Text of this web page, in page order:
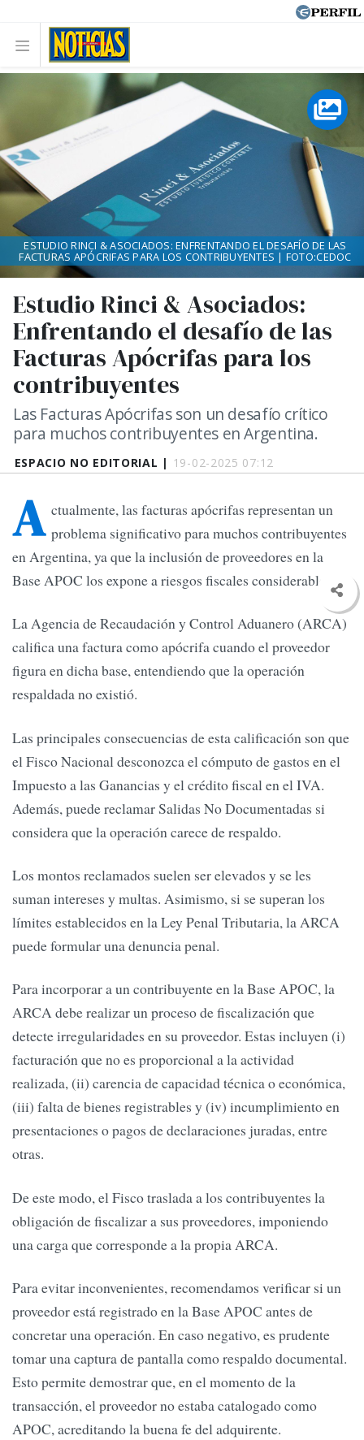
ESPACIO NO EDITORIAL | 19-02-2025 07:12
Estudio Rinci & Asociados:
Enfrentando el desafío de las
Facturas Apócrifas para los
contribuyentes
Las Facturas Apócrifas son un desafío crítico
para muchos contribuyentes en Argentina.
ESTUDIO RINCI & ASOCIADOS: ENFRENTANDO EL DESAFÍO DE LAS
FACTURAS APÓCRIFAS PARA LOS CONTRIBUYENTES | FOTO:CEDOC
A ctualmente, las facturas apócrifas representan un
problema significativo para muchos contribuyentes
en Argentina, ya que la inclusión de proveedores en la
Base APOC los expone a riesgos fiscales considerables.
La Agencia de Recaudación y Control Aduanero (ARCA)
califica una factura como apócrifa cuando el proveedor
figura en dicha base, entendiendo que la operación
respaldada no existió.
Las principales consecuencias de esta calificación son que
el Fisco Nacional desconozca el cómputo de gastos en el
Impuesto a las Ganancias y el crédito fiscal en el IVA.
Además, puede reclamar Salidas No Documentadas si
considera que la operación carece de respaldo.
Los montos reclamados suelen ser elevados y se les
suman intereses y multas. Asimismo, si se superan los
límites establecidos en la Ley Penal Tributaria, la ARCA
puede formular una denuncia penal.
Para incorporar a un contribuyente en la Base APOC, la
ARCA debe realizar un proceso de fiscalización que
detecte irregularidades en su proveedor. Estas incluyen (i)
facturación que no es proporcional a la actividad
realizada, (ii) carencia de capacidad técnica o económica,
(iii) falta de bienes registrables y (iv) incumplimiento en
presentaciones o pagos de declaraciones juradas, entre
otras.
De este modo, el Fisco traslada a los contribuyentes la
obligación de fiscalizar a sus proveedores, imponiendo
una carga que corresponde a la propia ARCA.
Para evitar inconvenientes, recomendamos verificar si un
proveedor está registrado en la Base APOC antes de
concretar una operación. En caso negativo, es prudente
tomar una captura de pantalla como respaldo documental.
Esto permite demostrar que, en el momento de la
transacción, el proveedor no estaba catalogado como
APOC, acreditando la buena fe del adquirente.